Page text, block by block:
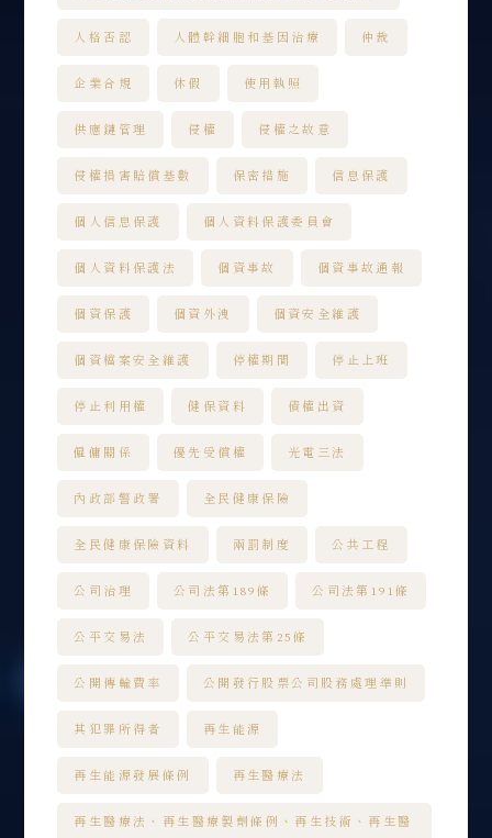
人格否認 人體幹細胞和基因治療 仲裁
企業合規 休假 使用執照
供應鏈管理 侵權 侵權之故意
侵權損害賠償基數 保密措施 信息保護
個人信息保護 個人資料保護委員會
個人資料保護法 個資事故 個資事故通報
個資保護 個資外洩 個資安全維護
個資檔案安全維護 停權期間 停止上班
停止利用權 健保資料 債權出資
僱傭關係 優先受償權 光電三法
內政部警政署 全民健康保險
全民健康保險資料 兩罰制度 公共工程
公司治理 公司法第189條 公司法第191條
公平交易法 公平交易法第25條
公開傳輸費率 公開發行股票公司股務處理準則
其犯罪所得者 再生能源
再生能源發展條例 再生醫療法
再生醫療法、再生醫療製劑條例、再生技術、再生醫